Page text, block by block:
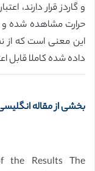
و گاردز قرار دارند،
حرارت مشاهده شده و
این معنی است که از
داده شده کاملا قابل
بخشی از مقاله
the Results The